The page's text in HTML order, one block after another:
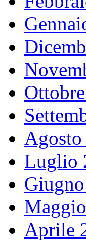
Agosto
Luglio
Aprile